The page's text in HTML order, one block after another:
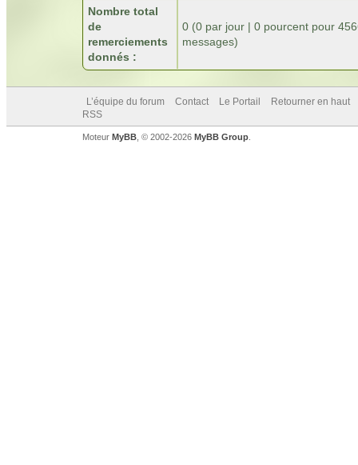
Nombre total
de
remerciements
donnés :
0 (0 par jour | 0 pourcent pour
messages)
L’équipe du forum Contact Le Portail
Retourner en haut
RSS
Moteur MyBB , © 2002-2026 MyBB Group